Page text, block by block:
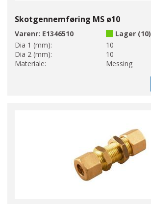
Skotgennemføring MS ø10
Varenr: E1346510
Lager (10)
Dia 1 (mm):
10
Dia 2 (mm):
10
Materiale:
Messing